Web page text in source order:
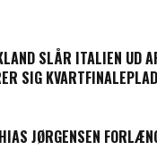
SLÅR ITALIEN UD
SIG
JØRGENSEN